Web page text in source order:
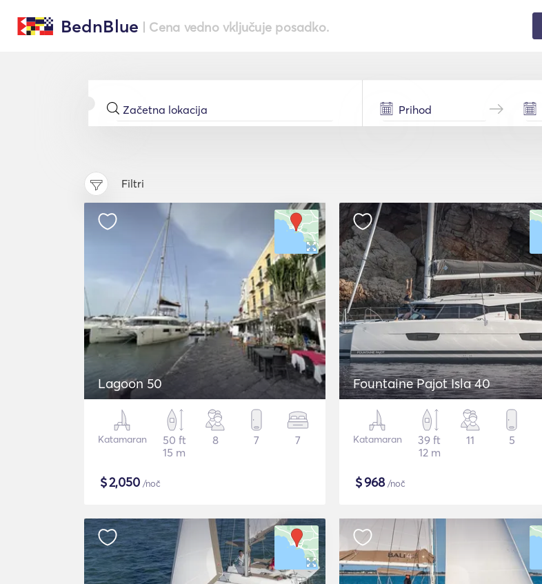
BednBlue | Cena vedno vključuje posadko.
Filtri
Lagoon 50
Katamaran
50 ft
15 m
8 7 7
$2,050 /noč
Fountaine Pajot Isla 40
Katamaran
39 ft
12 m
11 5
$968/noč